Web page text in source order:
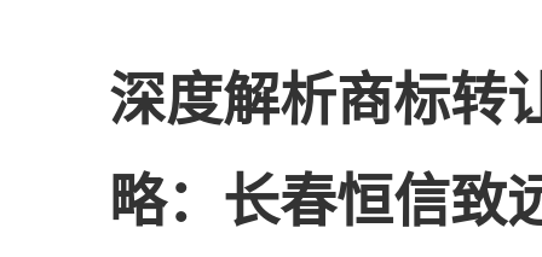
深度解析商标转
略：长春恒信致